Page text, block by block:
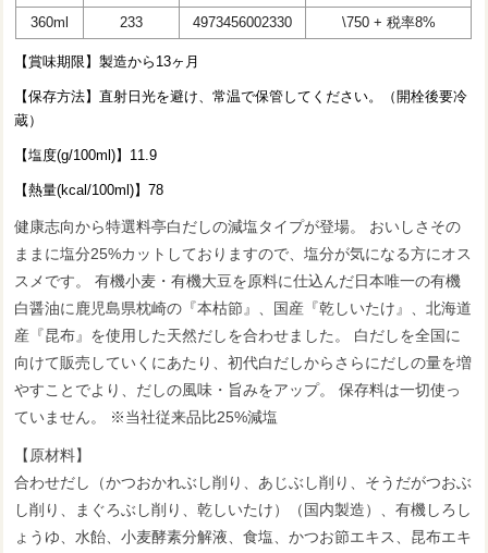
360ml
233 4973456002330 \750 + 税率8%
【賞味期限】製造から13ヶ月
【保存方法】直射日光を避け、常温で保管してください。（開栓後要冷
蔵）
【塩度(g/100ml)】11.9
【熱量(kcal/100ml)】78
健康志向から特選料亭白だしの減塩タイプが登場。 おいしさその
ままに塩分25%カットしておりますので、塩分が気になる方にオス
スメです。 有機小麦・有機大豆を原料に仕込んだ日本唯一の有機
白醤油に鹿児島県枕崎の『本枯節』、国産『乾しいたけ』、北海道
産『昆布』を使用した天然だしを合わせました。 白だしを全国に
向けて販売していくにあたり、初代白だしからさらにだしの量を増
やすことでより、だしの風味・旨みをアップ。 保存料は一切使っ
ていません。 ※当社従来品比25%減塩
【原材料】
合わせだし（かつおかれぶし削り、あじぶし削り、そうだがつおぶ
し削り、まぐろぶし削り、乾しいたけ）（国内製造）、有機しろし
ょうゆ、水飴、小麦酵素分解液、食塩、かつお節エキス、昆布エキ